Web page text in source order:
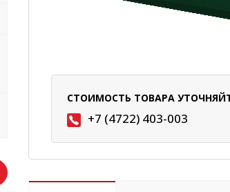
СТОИМОСТЬ ТОВАРА
+7 (4722) 403-003